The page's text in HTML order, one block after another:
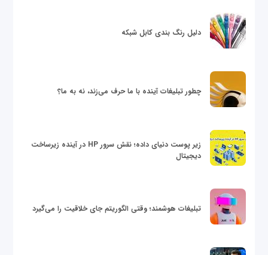
دلیل رنگ بندی کابل شبکه
چطور تبلیغات آینده با ما حرف می‌زند، نه به ما؟
زیر پوست دنیای داده؛ نقش سرور HP در آینده زیرساخت
دیجیتال
تبلیغات هوشمند؛ وقتی الگوریتم جای خلاقیت را می‌گیرد